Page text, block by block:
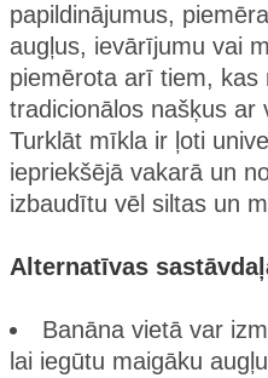
papildinājumus,
augļus, ievārījumu vai
piemērota arī tiem, kas
tradicionālos našķus ar
Turklāt mīkla ir ļoti
iepriekšējā vakarā un
izbaudītu vēl siltas un
Alternatīvas
Banāna vietā var
lai iegūtu maigāku